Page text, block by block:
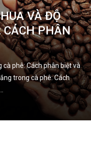
VÀ ĐỘ
CÁCH PHÂN
cà phê: Cách phân biệt và
trong cà phê: Cách